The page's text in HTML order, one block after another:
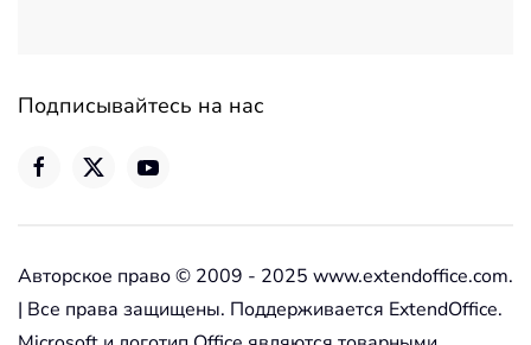
Подписывайтесь на нас
Авторское право © 2009 - 2025 www.extendoffice.com.
| Все права защищены. Поддерживается ExtendOffice.